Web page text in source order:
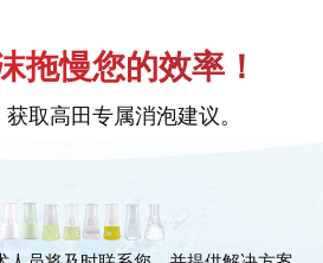
拖慢您的效率！
取高田专属消泡建议。